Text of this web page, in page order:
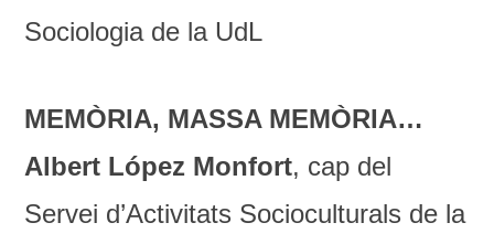
Sociologia de la UdL
MEMÒRIA, MASSA MEMÒRIA…
Albert López Monfort, cap del
Servei d’Activitats Socioculturals de la